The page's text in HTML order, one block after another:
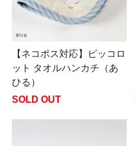
【ネコポス対応】ピッコロ
ット タオルハンカチ（あ
ひる）
SOLD OUT